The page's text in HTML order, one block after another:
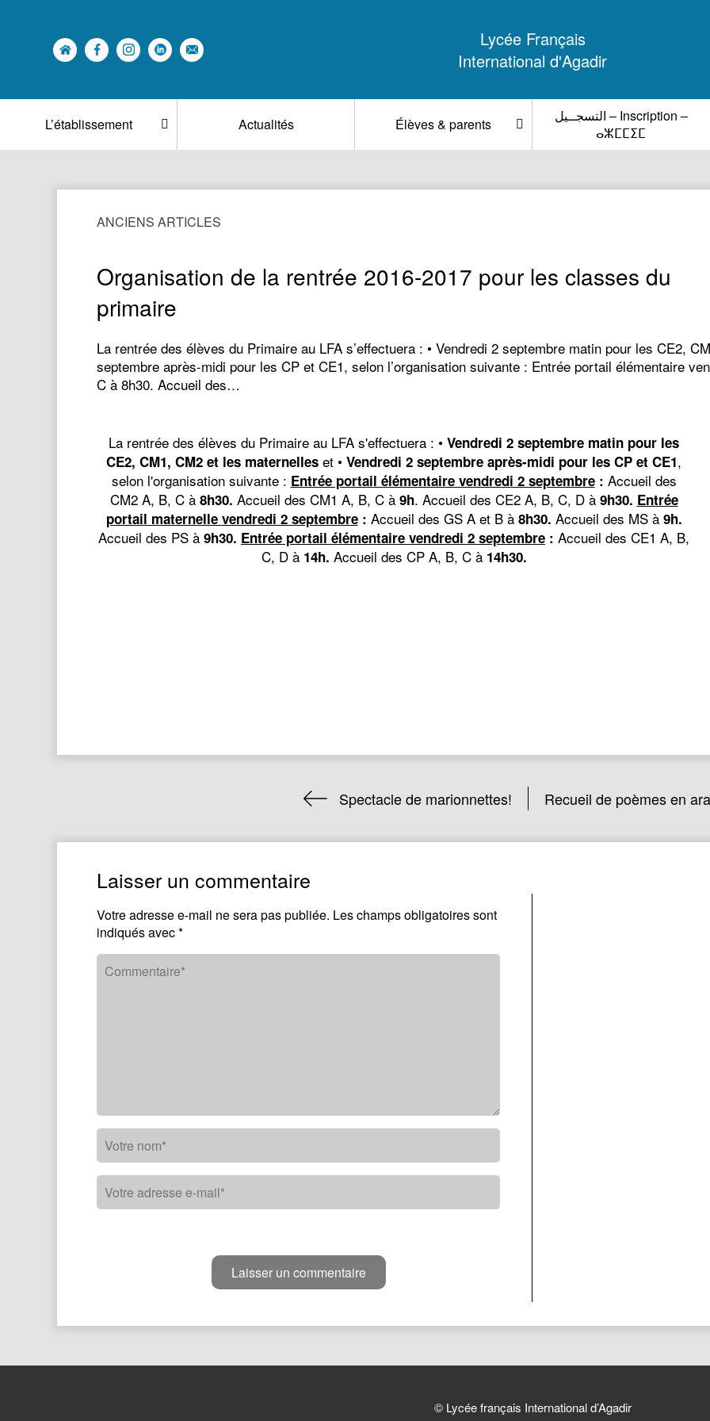
Lycée Français
International d'Agadir
L’établissement Actualités Élèves & parents
التسجــيل – Inscription –
ⴰⵣⵎⵎⵉⵎ
ANCIENS ARTICLES
Organisation de la rentrée 2016-2017 pour les classes du
primaire
La rentrée des élèves du Primaire au LFA s’effectuera : • Vendredi 2 septembre matin pour les CE2,
septembre après-midi pour les CP et CE1, selon l’organisation suivante : Entrée portail élémentaire
C à 8h30. Accueil des…
La rentrée des élèves du Primaire au LFA s'effectuera : • Vendredi 2 septembre matin pour les
CE2, CM1, CM2 et les maternelles et • Vendredi 2 septembre après-midi pour les CP et CE1,
selon l'organisation suivante : Entrée portail élémentaire vendredi 2 septembre: Accueil des
CM2 A, B, C à 8h30. Accueil des CM1 A, B, C à 9h. Accueil des CE2 A, B, C, D à 9h30. Entrée
portail maternelle vendredi 2 septembre: Accueil des GS A et B à 8h30. Accueil des MS à9h.
Accueil des PS à 9h30. Entrée portail élémentaire vendredi 2 septembre : Accueil des CE1 A, B,
C, D à 14h. Accueil des CP A, B, C à 14h30.
Spectacle de marionnettes! Recueil de poèmes en
Laisser un commentaire
Votre adresse e-mail ne sera pas publiée. Les champs obligatoires sont
indiqués avec*
© Lycée français International d’Agadir